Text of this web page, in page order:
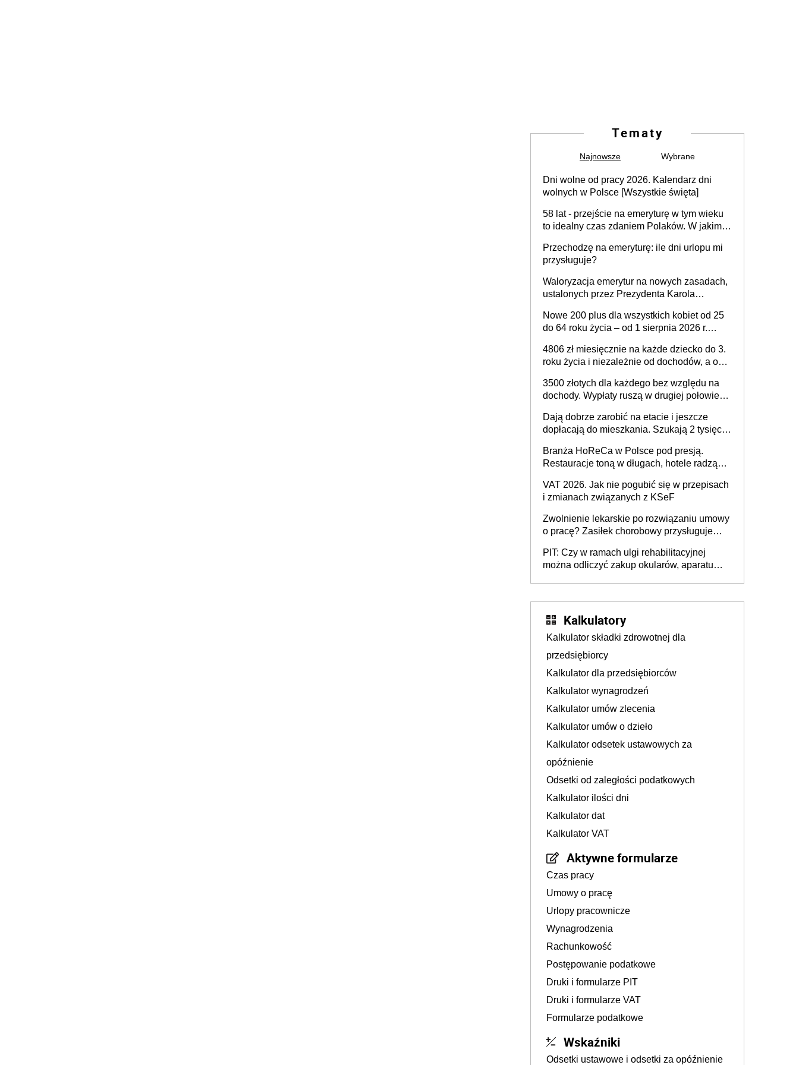
Tematy
Najnowsze Wybrane
Dni wolne od pracy 2026. Kalendarz dni
wolnych w Polsce [Wszystkie święta]
58 lat - przejście na emeryturę w tym wieku
to idealny czas zdaniem Polaków. W jakim
dlaczego?
Przechodzę na emeryturę: ile dni urlopu mi
przysługuje?
Waloryzacja emerytur na nowych zasadach,
ustalonych przez Prezydenta Karola
również kwotowa podwyżka świadczeń?
Nowe 200 plus dla wszystkich kobiet od 25
do 64 roku życia – od 1 sierpnia 2026 r.
programu rządowego
4806 zł miesięcznie na każde dziecko do 3.
roku życia i niezależnie od dochodów, a od
ma odwrócić trend spadku liczby urodzeń w
Polsce
3500 złotych dla każdego bez względu na
dochody. Wypłaty ruszą w drugiej połowie
Dają dobrze zarobić na etacie i jeszcze
dopłacają do mieszkania. Szukają 2 tysięcy
Branża HoReCa w Polsce pod presją.
Restauracje toną w długach, hotele radzą
VAT 2026. Jak nie pogubić się w przepisach
i zmianach związanych z KSeF
Zwolnienie lekarskie po rozwiązaniu umowy
o pracę? Zasiłek chorobowy przysługuje
dni od ustania stosunku pracy
PIT: Czy w ramach ulgi rehabilitacyjnej
można odliczyć zakup okularów, aparatu
Kalkulatory
Kalkulator składki zdrowotnej dla
przedsiębiorcy
Kalkulator dla przedsiębiorców
Kalkulator wynagrodzeń
Kalkulator umów zlecenia
Kalkulator umów o dzieło
Kalkulator odsetek ustawowych za
opóźnienie
Odsetki od zaległości podatkowych
Kalkulator ilości dni
Kalkulator dat
Kalkulator VAT
Aktywne formularze
Czas pracy
Umowy o pracę
Urlopy pracownicze
Wynagrodzenia
Rachunkowość
Postępowanie podatkowe
Druki i formularze PIT
Druki i formularze VAT
Formularze podatkowe
Wskaźniki
Odsetki ustawowe i odsetki za opóźnienie